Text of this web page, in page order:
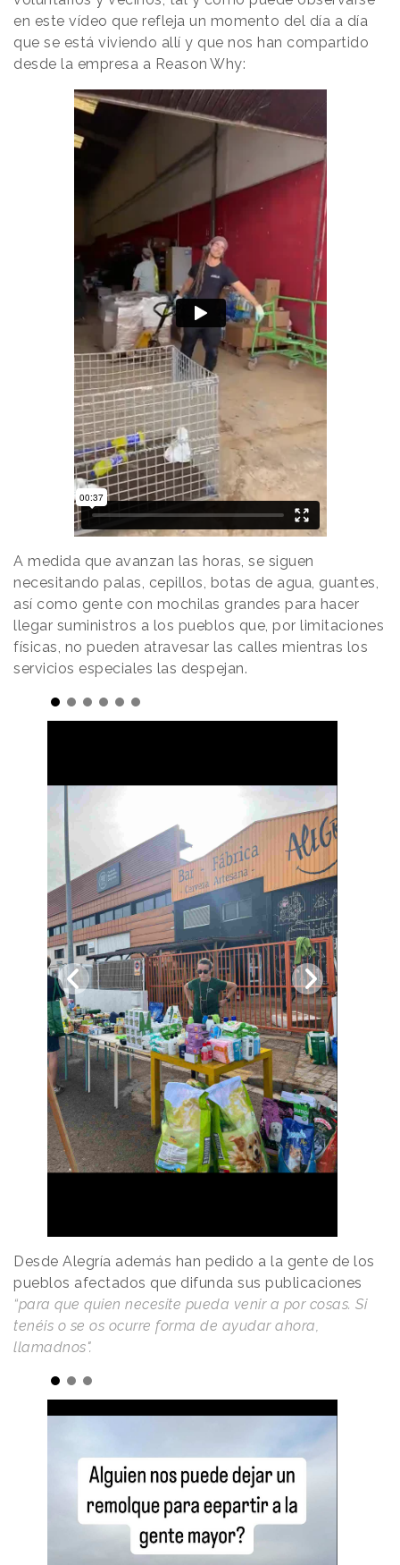
en este vídeo que refleja un momento del día a día
que se está viviendo allí y que nos han compartido
desde la empresa a Reason Why:
A medida que avanzan las horas, se siguen
necesitando palas, cepillos, botas de agua, guantes,
así como gente con mochilas grandes para hacer
llegar suministros a los pueblos que, por limitaciones
físicas, no pueden atravesar las calles mientras los
servicios especiales las despejan.
Desde Alegría además han pedido a la gente de los
pueblos afectados que difunda sus publicaciones
“para que quien necesite pueda venir a por cosas. Si
tenéis o se os ocurre forma de ayudar ahora,
llamadnos".